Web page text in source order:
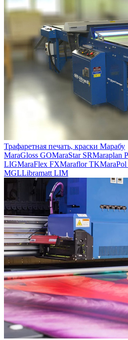
Трафаретная печать, краски Марабу
MaraGloss GOMaraStar SRMaraplan
LIGMaraFlex FXMaraflor TK
MGLLibramatt LIM